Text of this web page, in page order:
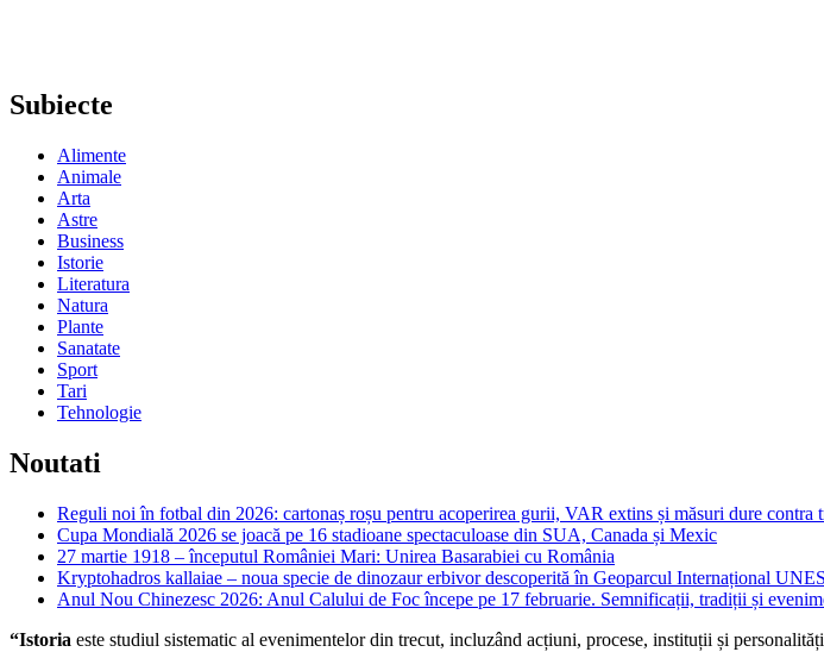
Subiecte
Alimente
Animale
Arta
Astre
Business
Istorie
Literatura
Natura
Plante
Sanatate
Sport
Tari
Tehnologie
Noutati
Reguli noi în fotbal din 2026: cartonaș roșu pentru acoperirea gurii, VAR extins și măsuri dure contra
Cupa Mondială 2026 se joacă pe 16 stadioane spectaculoase din SUA, Canada și Mexic
27 martie 1918 – începutul României Mari: Unirea Basarabiei cu România
Kryptohadros kallaiae – noua specie de dinozaur erbivor descoperită în Geoparcul Internațional
Anul Nou Chinezesc 2026: Anul Calului de Foc începe pe 17 februarie. Semnificații, tradiții și
“Istoria este studiul sistematic al evenimentelor din trecut, incluzând acțiuni, procese, instituții și